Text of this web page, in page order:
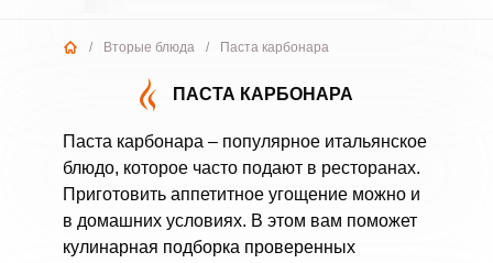
/ Вторые блюда / Паста карбонара
ПАСТА КАРБОНАРА
Паста карбонара – популярное итальянское
блюдо, которое часто подают в ресторанах.
Приготовить аппетитное угощение можно и
в домашних условиях. В этом вам поможет
кулинарная подборка проверенных